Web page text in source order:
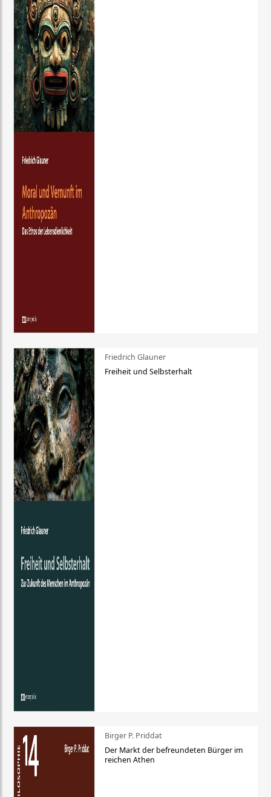
Friedrich Glauner
Freiheit und Selbsterhalt
Birger P. Priddat
Der Markt der befreundeten Bürger im
reichen Athen